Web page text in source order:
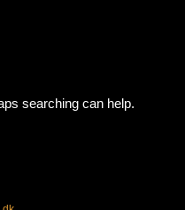
searching can help.